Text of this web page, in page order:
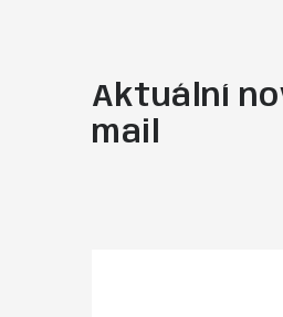
Aktuální
mail